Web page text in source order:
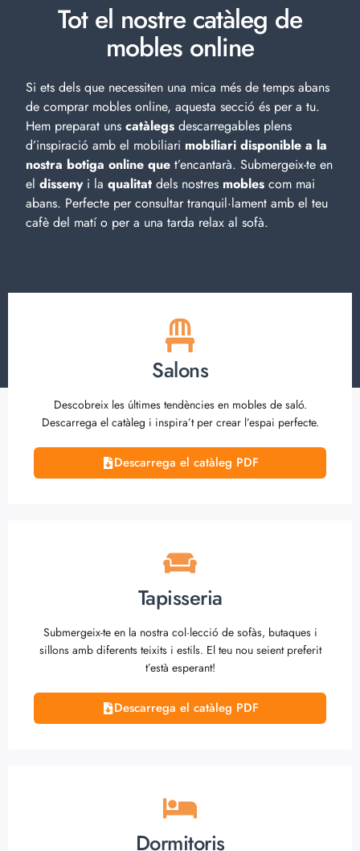
Tot el nostre catàleg de
mobles online
Si ets dels que necessiten una mica més de temps abans
de comprar mobles online, aquesta secció és per a tu.
Hem preparat uns catàlegs descarregables plens
d’inspiració amb el mobiliari mobiliari disponible a la
nostra botiga online que t’encantarà. Submergeix-te en
el dissenyi la qualitat dels nostres mobles com mai
abans. Perfecte per consultar tranquil·lament amb el teu
cafè del matí o per a una tarda relax al sofà.
Salons
Descobreix les últimes tendències en mobles de saló.
Descarrega el catàleg i inspira’t per crear l’espai perfecte.
Descarrega el catàleg PDF
Tapisseria
Submergeix-te en la nostra col·lecció de sofàs, butaques i
sillons amb diferents teixits i estils. El teu nou seient preferit
t’està esperant!
Descarrega el catàleg PDF
Dormitoris